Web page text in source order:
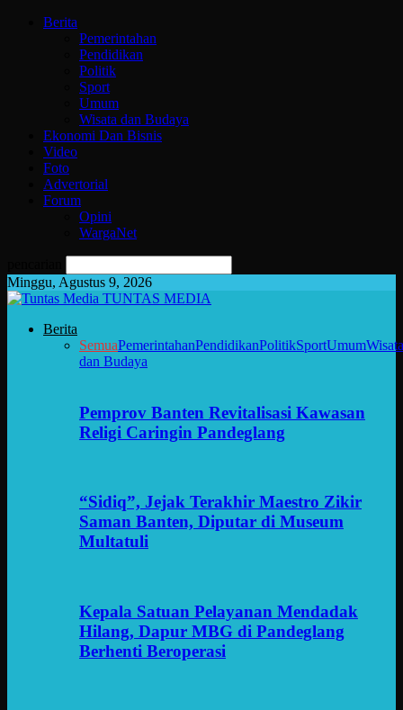
Berita
Pemerintahan
Pendidikan
Politik
Sport
Umum
Wisata dan Budaya
Ekonomi Dan Bisnis
Video
Foto
Advertorial
Forum
Opini
WargaNet
Minggu, Agustus 9, 2026
TUNTAS MEDIA
Berita
SemuaPemerintahanPendidikanPolitikSportUmumWisata
dan Budaya
Pemprov Banten Revitalisasi Kawasan
Religi Caringin Pandeglang
“Sidiq”, Jejak Terakhir Maestro Zikir
Saman Banten, Diputar di Museum
Multatuli
Kepala Satuan Pelayanan Mendadak
Hilang, Dapur MBG di Pandeglang
Berhenti Beroperasi